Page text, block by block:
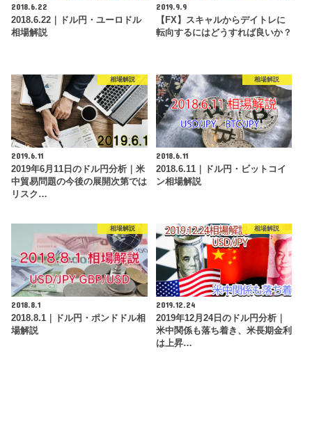
2018.6.22
2018.6.22｜ドル円・ユーロドル
相場解説
2019.9.9
【FX】スキャルからデイトレに
転向するにはどうすれば良いか？
相場解説
2019.6.11
2019年6月11日のドル円分析｜米
中貿易問題の今後の展開次第では
リスク…
相場解説
2018.6.11
2018.6.11｜ドル円・ビットコイ
ン相場解説
相場解説
2018.8.1
2018.8.1｜ドル円・ポンドドル相
場解説
相場解説
2019.12.24
2019年12月24日のドル円分析｜
米中関係も落ち着き、米長期金利
は上昇…